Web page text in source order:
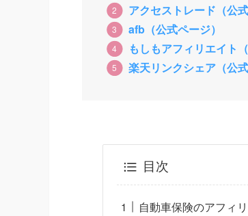
アクセストレード（公式
afb（公式ページ）
もしもアフィリエイト
楽天リンクシェア（公式
目次
自動車保険のアフィ